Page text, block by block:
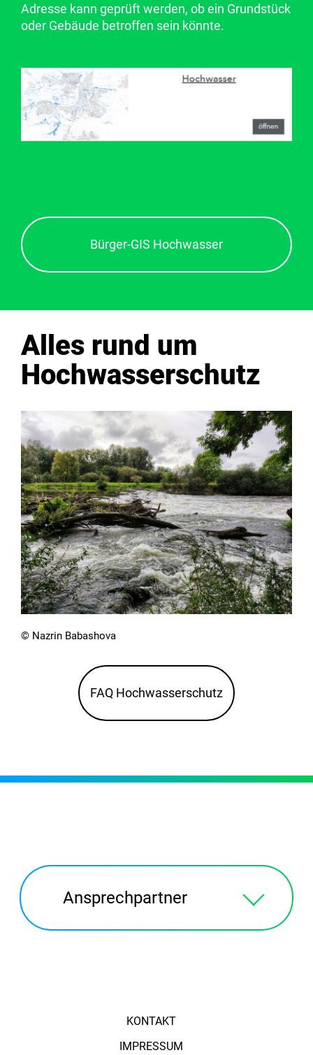
Adresse kann geprüft werden, ob ein Grundstück
oder Gebäude betroffen sein könnte.
Bürger-GIS Hochwasser
Alles rund um
Hochwasserschutz
© Nazrin Babashova
FAQ Hochwasserschutz
Ansprechpartner
KONTAKT
IMPRESSUM